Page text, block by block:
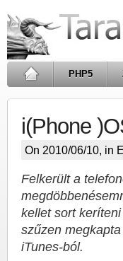
PHP5
i(Phone
On 2010/06/10, in
Felkerült a
kellet sort
szűzen
iTunes-ból.